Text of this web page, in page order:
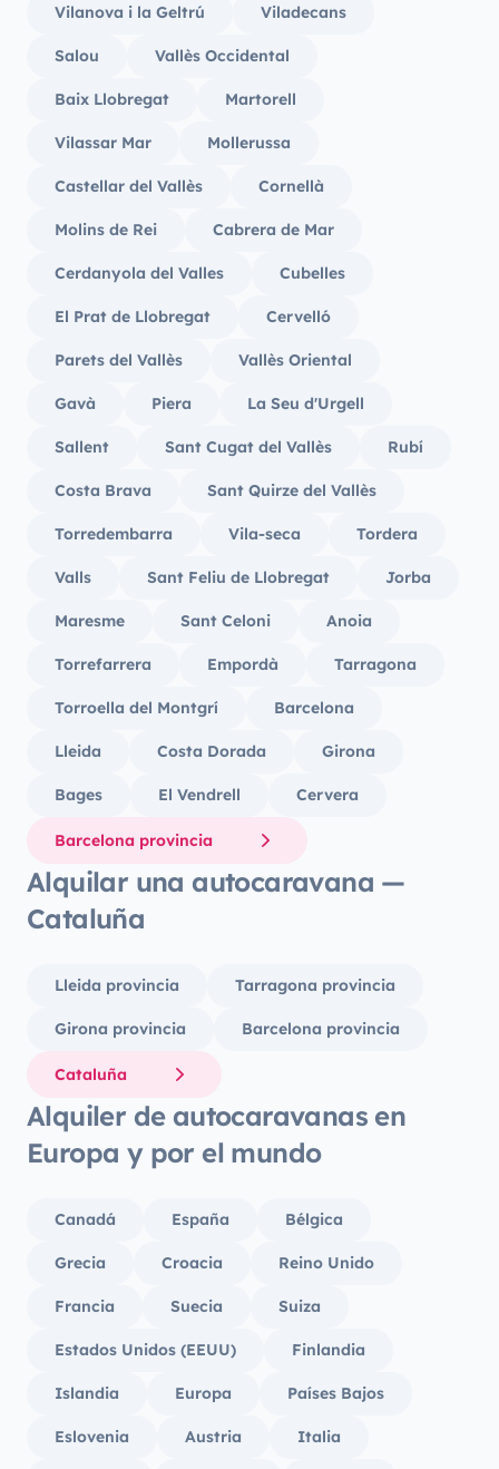
Vilanova i la Geltrú Viladecans
Salou Vallès Occidental
Baix Llobregat Martorell
Vilassar Mar Mollerussa
Castellar del Vallès Cornellà
Molins de Rei Cabrera de Mar
Cerdanyola del Valles Cubelles
El Prat de Llobregat Cervelló
Parets del Vallès Vallès Oriental
Gavà Piera La Seu d'Urgell
Sallent Sant Cugat del Vallès Rubí
Costa Brava Sant Quirze del Vallès
Torredembarra Vila-seca Tordera
Valls Sant Feliu de Llobregat Jorba
Maresme Sant Celoni Anoia
Torrefarrera Empordà Tarragona
Torroella del Montgrí Barcelona
Lleida Costa Dorada Girona
Bages El Vendrell Cervera
Barcelona provincia
Alquilar una autocaravana —
Cataluña
Lleida provincia Tarragona provincia
Girona provincia Barcelona provincia
Cataluña
Alquiler de autocaravanas en
Europa y por el mundo
Canadá España Bélgica
Grecia Croacia Reino Unido
Francia Suecia Suiza
Estados Unidos (EEUU) Finlandia
Islandia Europa Países Bajos
Eslovenia Austria Italia